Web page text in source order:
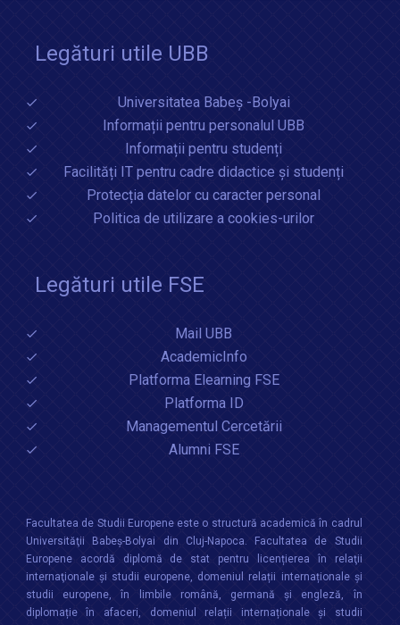
Legături utile UBB
Universitatea Babeș -Bolyai
Informații pentru personalul UBB
Informații pentru studenți
Facilități IT pentru cadre didactice și studenți
Protecția datelor cu caracter personal
Politica de utilizare a cookies-urilor
Legături utile FSE
Mail UBB
AcademicInfo
Platforma Elearning FSE
Platforma ID
Managementul Cercetării
Alumni FSE
Facultatea de Studii Europene este o structură academică în cadrul
Universităţii Babeș-Bolyai din Cluj-Napoca. Facultatea de Studii
Europene acordă diplomă de stat pentru licențierea în relaţii
internaţionale şi studii europene, domeniul relații internaționale şi
studii europene, în limbile română, germană și engleză, în
diplomație în afaceri, domeniul relații internaționale și studii